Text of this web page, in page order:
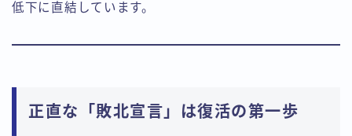
低下に直結しています。
正直な「敗北宣言」は復活の第一歩